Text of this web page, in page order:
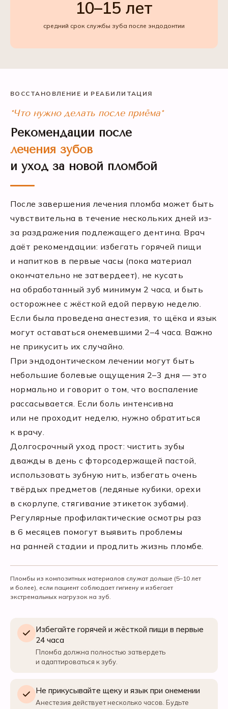
10–15 лет
средний срок службы зуба после эндодонтии
ВОССТАНОВЛЕНИЕ И РЕАБИЛИТАЦИЯ
*Что нужно делать после приёма*
Рекомендации после
лечения зубов
и уход за новой пломбой
После завершения лечения пломба может быть
чувствительна в течение нескольких дней из-
за раздражения подлежащего дентина. Врач
даёт рекомендации: избегать горячей пищи
и напитков в первые часы (пока материал
окончательно не затвердеет), не кусать
на обработанный зуб минимум 2 часа, и быть
осторожнее с жёсткой едой первую неделю.
Если была проведена анестезия, то щёка и язык
могут оставаться онемевшими 2–4 часа. Важно
не прикусить их случайно.
При эндодонтическом лечении могут быть
небольшие болевые ощущения 2–3 дня — это
нормально и говорит о том, что воспаление
рассасывается. Если боль интенсивна
или не проходит неделю, нужно обратиться
к врачу.
Долгосрочный уход прост: чистить зубы
дважды в день с фторсодержащей пастой,
использовать зубную нить, избегать очень
твёрдых предметов (ледяные кубики, орехи
в скорлупе, стягивание этикеток зубами).
Регулярные профилактические осмотры раз
в 6 месяцев помогут выявить проблемы
на ранней стадии и продлить жизнь пломбе.
Пломбы из композитных материалов служат дольше (5–10 лет
и более), если пациент соблюдает гигиену и избегает
экстремальных нагрузок на зуб.
Избегайте горячей и жёсткой пищи в первые
24 часа
Пломба должна полностью затвердеть
и адаптироваться к зубу.
Не прикусывайте щеку и язык при онемении
Анестезия действует несколько часов. Будьте